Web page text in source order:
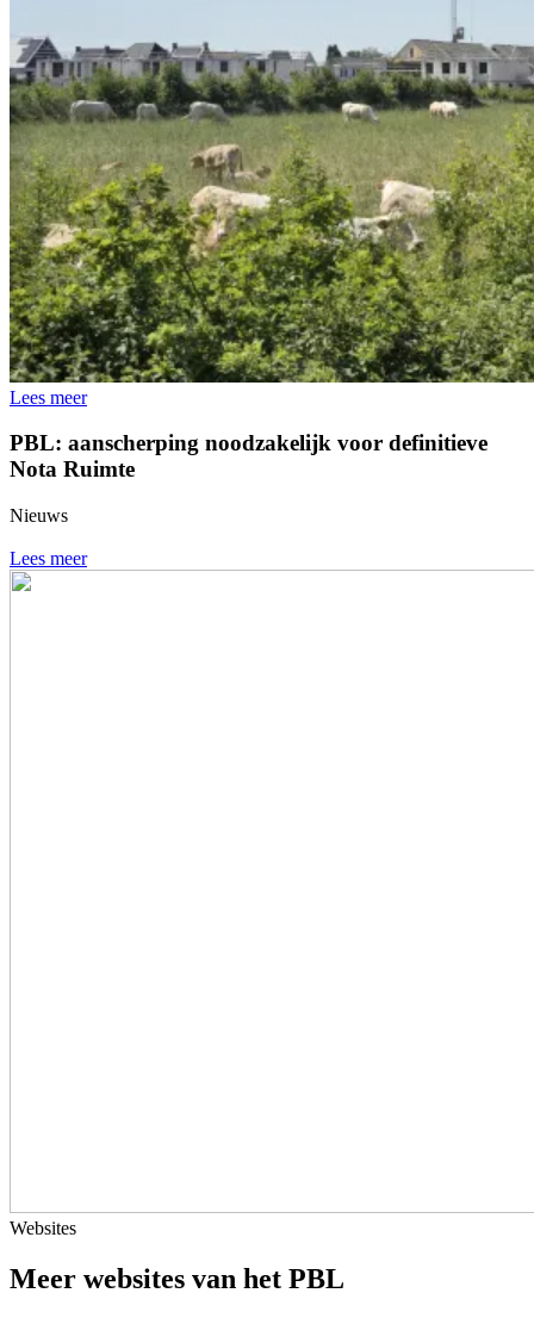
Lees meer
PBL: aanscherping noodzakelijk voor definitieve
Nota Ruimte
Nieuws
Lees meer
Websites
Meer websites van het PBL